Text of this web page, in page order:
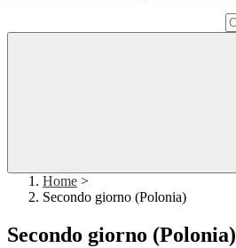
Home >
Secondo giorno (Polonia)
Secondo giorno (Polonia)